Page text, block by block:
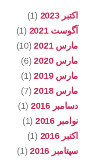
اکتبر 2023
(1)
آگوست 2021
(1)
مارس 2021
(10)
مارس 2020
(6)
مارس 2019
(1)
مارس 2018
(7)
دسامبر 2016
(1)
نوامبر 2016
(1)
اکتبر 2016
(1)
سپتامبر 2016
(1)